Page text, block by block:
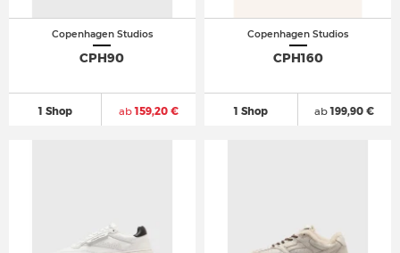
Copenhagen Studios
CPH90
1 Shop ab159,20 €
Copenhagen Studios
CPH160
1 Shop ab199,90 €